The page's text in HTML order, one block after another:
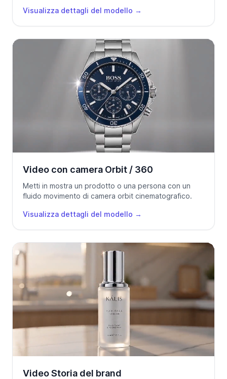
Visualizza dettagli del modello →
Video con camera Orbit / 360
Metti in mostra un prodotto o una persona con un
fluido movimento di camera orbit cinematografico.
Visualizza dettagli del modello →
Video Storia del brand